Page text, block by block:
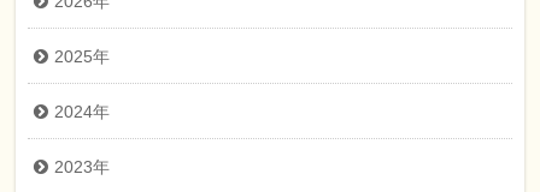
2025年
2024年
2023年